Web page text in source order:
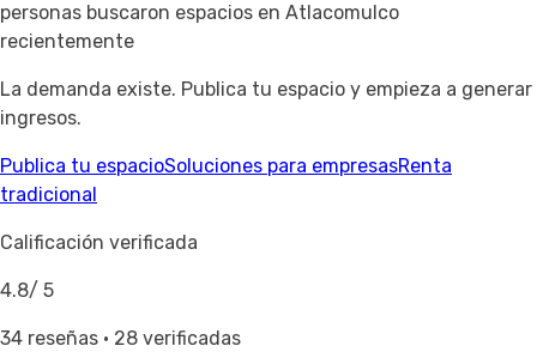
personas buscaron espacios en Atlacomulco
recientemente
La demanda existe. Publica tu espacio y empieza a generar
ingresos.
Publica tu espacioSoluciones para empresasRenta
tradicional
Calificación verificada
4.8/ 5
34 reseñas · 28 verificadas